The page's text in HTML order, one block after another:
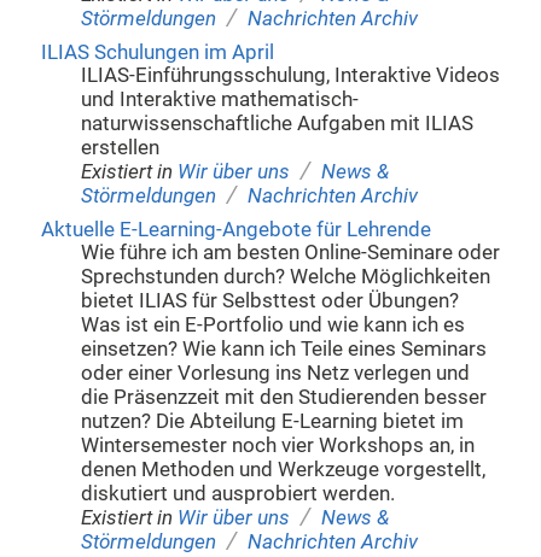
Störmeldungen / Nachrichten Archiv
ILIAS Schulungen im April
ILIAS-Einführungsschulung, Interaktive Videos
und Interaktive mathematisch-
naturwissenschaftliche Aufgaben mit ILIAS
erstellen
Existiert in Wir über uns / News &
Störmeldungen / Nachrichten Archiv
Aktuelle E-Learning-Angebote für Lehrende
Wie führe ich am besten Online-Seminare oder
Sprechstunden durch? Welche Möglichkeiten
bietet ILIAS für Selbsttest oder Übungen?
Was ist ein E-Portfolio und wie kann ich es
einsetzen? Wie kann ich Teile eines Seminars
oder einer Vorlesung ins Netz verlegen und
die Präsenzzeit mit den Studierenden besser
nutzen? Die Abteilung E-Learning bietet im
Wintersemester noch vier Workshops an, in
denen Methoden und Werkzeuge vorgestellt,
diskutiert und ausprobiert werden.
Existiert in Wir über uns / News &
Störmeldungen / Nachrichten Archiv